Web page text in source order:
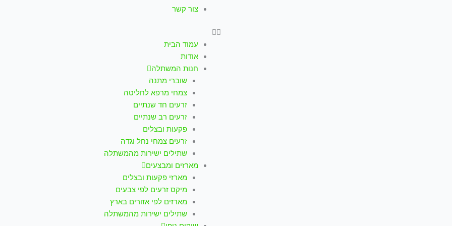
צור קשר
עמוד הבית
אודות
חנות המשתלה
שוברי מתנה
צמחי מרפא לחליטה
זרעים חד שנתיים
זרעים רב שנתיים
פקעות ובצלים
זרעים צמחי נחל וגדה
שתילים ישירות מהמשתלה
מארזים ומבצעים
מארזי פקעות ובצלים
מיקס זרעים לפי צבעים
מארזים לפי אזורים בארץ
שתילים ישירות מהמשתלה